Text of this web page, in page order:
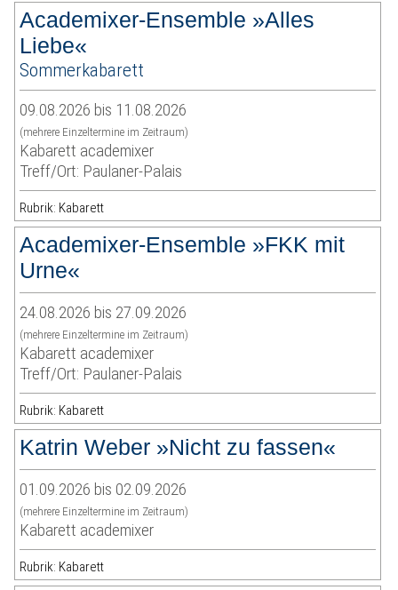
Academixer-Ensemble »Alles
Liebe«
Sommerkabarett
09.08.2026 bis 11.08.2026
(mehrere Einzeltermine im Zeitraum)
Kabarett academixer
Treff/Ort: Paulaner-Palais
Rubrik: Kabarett
Academixer-Ensemble »FKK mit
Urne«
24.08.2026 bis 27.09.2026
(mehrere Einzeltermine im Zeitraum)
Kabarett academixer
Treff/Ort: Paulaner-Palais
Rubrik: Kabarett
Katrin Weber »Nicht zu fassen«
01.09.2026 bis 02.09.2026
(mehrere Einzeltermine im Zeitraum)
Kabarett academixer
Rubrik: Kabarett